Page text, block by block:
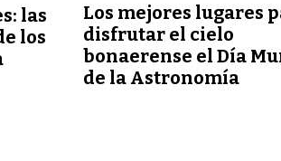
las
los
Los mejores lugares
disfrutar el cielo
bonaerense el Día
de la Astronomía